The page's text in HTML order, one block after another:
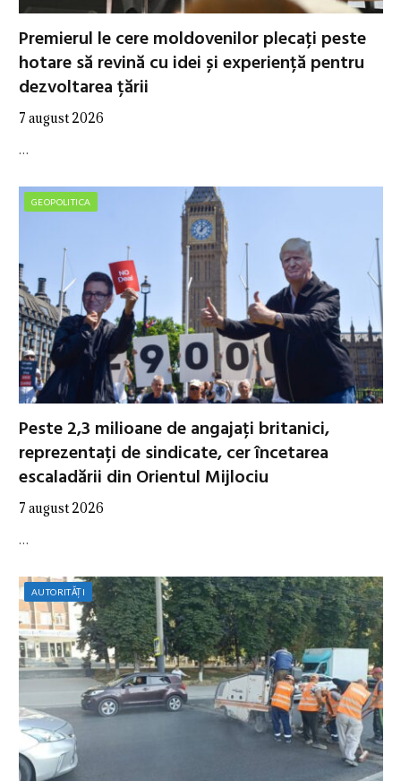
Premierul le cere moldovenilor plecați peste
hotare să revină cu idei și experiență pentru
dezvoltarea țării
7 august 2026
…
GEOPOLITICA
Peste 2,3 milioane de angajați britanici,
reprezentați de sindicate, cer încetarea
escaladării din Orientul Mijlociu
7 august 2026
…
AUTORITĂȚI